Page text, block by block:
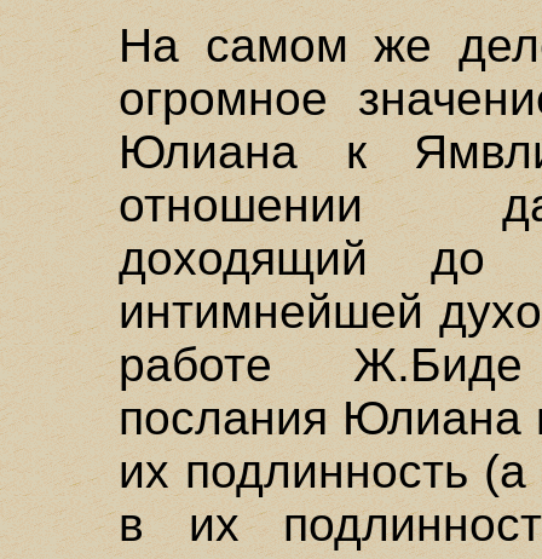
На самом же
огромное
Юлиана к
отношении
доходящий до
интимнейшей
работе
послания Юлиана
их подлинность
в их